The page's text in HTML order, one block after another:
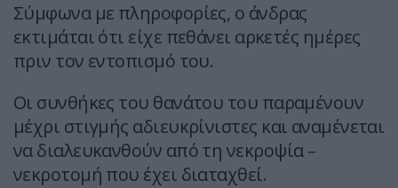
Σύμφωνα με πληροφορίες, ο άνδρας
εκτιμάται ότι είχε πεθάνει αρκετές ημέρες
πριν τον εντοπισμό του.
Οι συνθήκες του θανάτου του παραμένουν
μέχρι στιγμής αδιευκρίνιστες και αναμένεται
να διαλευκανθούν από τη νεκροψία –
νεκροτομή που έχει διαταχθεί.